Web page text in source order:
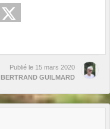
Publié le 15 mars 2020
BERTRAND GUILMARD